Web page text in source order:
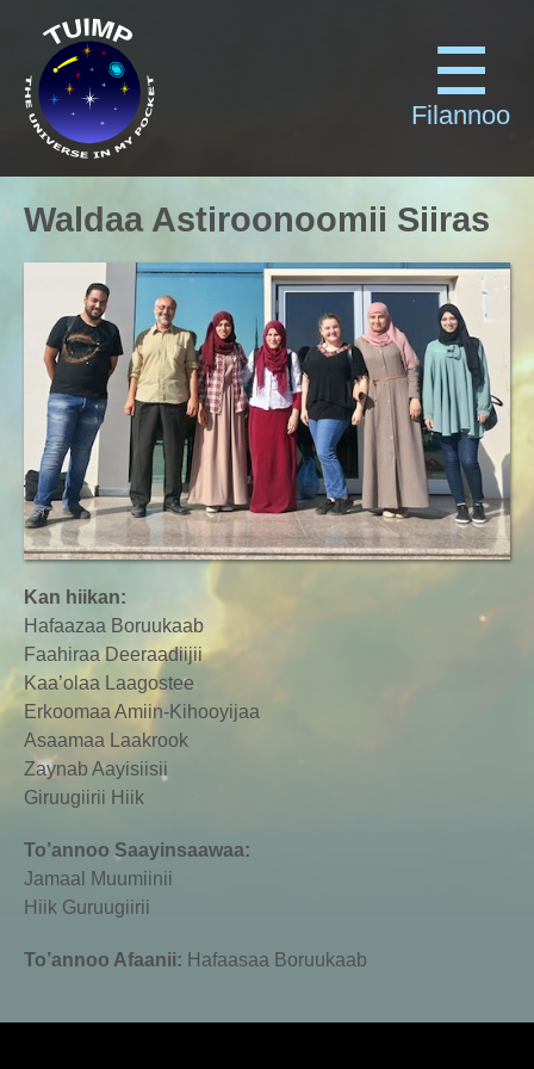
Filannoo
Waldaa Astiroonoomii Siiras
Kan hiikan:
Hafaazaa Boruukaab
Faahiraa Deeraadiijii
Kaa’olaa Laagostee
Erkoomaa Amiin-Kihooyijaa
Asaamaa Laakrook
Zaynab Aayisiisii
Giruugiirii Hiik
To’annoo Saayinsaawaa:
Jamaal Muumiinii
Hiik Guruugiirii
To’annoo Afaanii: Hafaasaa Boruukaab